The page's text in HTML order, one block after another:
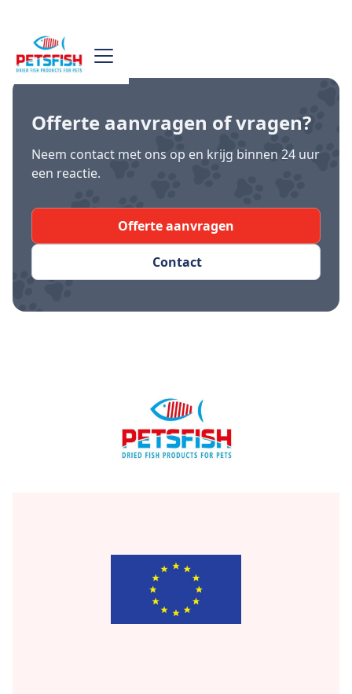
Offerte aanvragen of vragen?
Neem contact met ons op en krijg binnen 24 uur
een reactie.
Contact
Offerte aanvragen